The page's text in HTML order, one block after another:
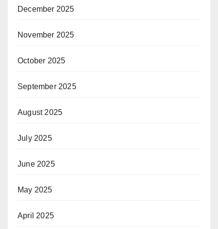
December 2025
November 2025
October 2025
September 2025
August 2025
July 2025
June 2025
May 2025
April 2025